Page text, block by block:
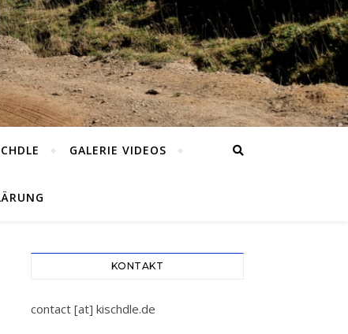
GALERIE VIDEOS
KONTAKT
contact [at] kischdle.de